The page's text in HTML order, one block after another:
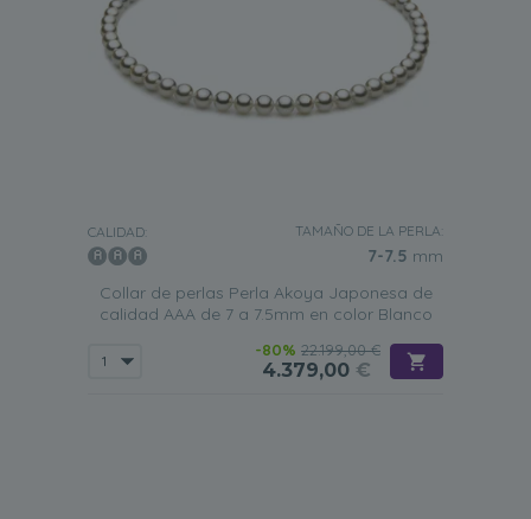
CALIDAD: TAMAÑO DE LA PERLA:
7-7.5 mm
Collar de perlas Perla Akoya Japonesa de
calidad AAA de 7 a 7.5mm en color Blanco
-80% 22.199,00 €
4.379,00 €